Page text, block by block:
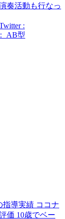
奏活動も行なっ
:
AB型
指導実績 ココナ
価 10歳でベー